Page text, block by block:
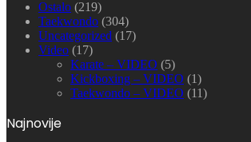
Ostalo (219)
Taekwondo (304)
Uncategorized (17)
Video (17)
Karate – VIDEO (5)
Kickboxing – VIDEO (1)
Taekwondo – VIDEO (11)
Najnovije